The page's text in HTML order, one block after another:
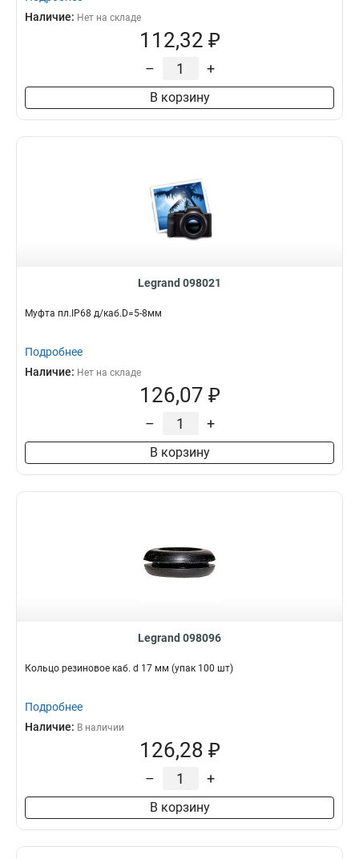
Наличие: Нет на складе
112,32 ₽
– +
В корзину
Legrand 098021
Муфта пл.IP68 д/каб.D=5-8мм
Подробнее
Наличие: Нет на складе
126,07 ₽
– +
В корзину
Legrand 098096
Кольцо резиновое каб. d 17 мм (упак 100 шт)
Подробнее
Наличие: В наличии
126,28 ₽
– +
В корзину